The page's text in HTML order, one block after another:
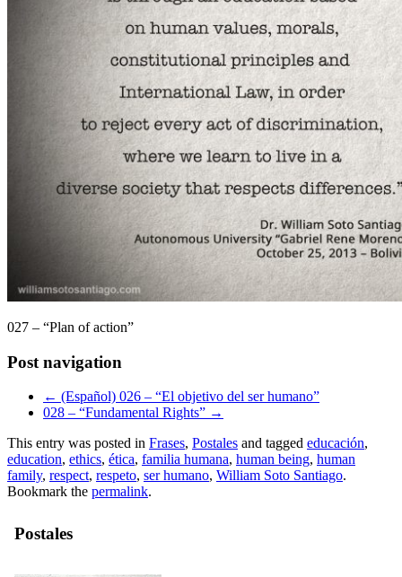
027 – “Plan of action”
Post navigation
← (Español) 026 – “El objetivo del ser humano”
028 – “Fundamental Rights” →
This entry was posted in Frases, Postales and tagged educación,
education, ethics, ética, familia humana, human being, human
family, respect, respeto, ser humano, William Soto Santiago.
Bookmark the permalink.
Postales